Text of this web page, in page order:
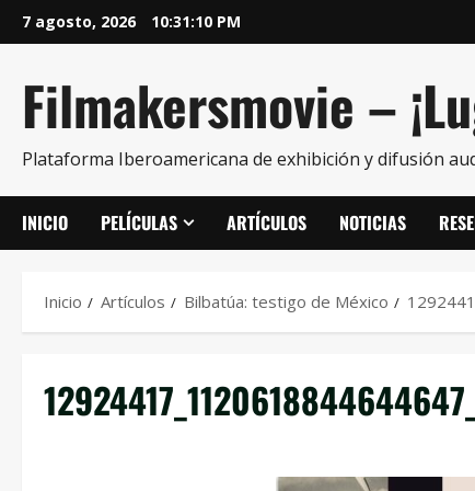
7 agosto, 2026 10:31:10 PM
Filmakersmovie –
Plataforma Iberoamericana de exhibición y difusión
INICIO PELÍCULAS ARTÍCULOS NOTICIAS
Inicio Artículos Bilbatúa: testigo de México